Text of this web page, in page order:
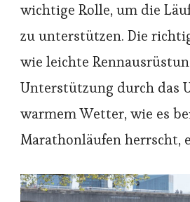
wichtige Rolle, um die
zu unterstützen. Die
wie leichte
Unterstützung durch das
warmem Wetter, wie es
Marathonläufen herrscht,